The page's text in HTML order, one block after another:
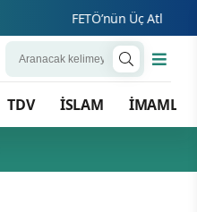
FETÖ’nün Üç Atlısı!
TDV İSLAM İMAMLAR